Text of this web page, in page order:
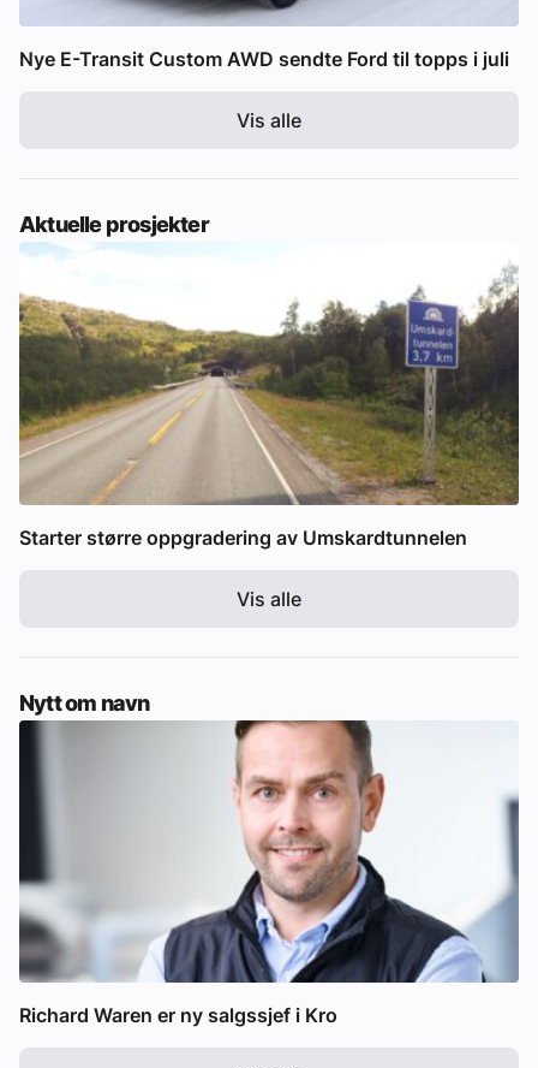
Nye E-Transit Custom AWD sendte Ford til topps i juli
Vis alle
Aktuelle prosjekter
Starter større oppgradering av Umskardtunnelen
Vis alle
Nytt om navn
Richard Waren er ny salgssjef i Kro